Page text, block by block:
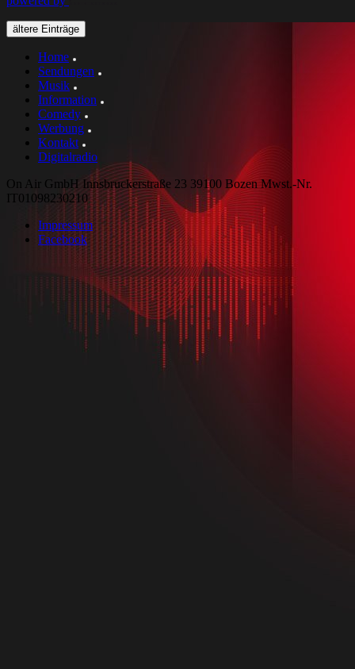
ältere Einträge
Home
Sendungen
Musik
Information
Comedy
Werbung
Kontakt
Digitalradio
On Air GmbH Innsbruckerstraße 23 39100 Bozen Mwst.-Nr.
IT01098230210
Impressum
Facebook